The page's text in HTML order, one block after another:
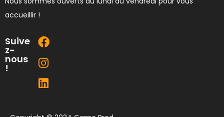
accueillir !
Suive
z-
nous
!